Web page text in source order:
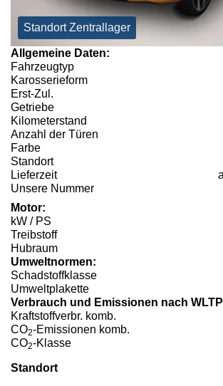
Standort Zentrallager
Allgemeine Daten:
Fahrzeugtyp
Karosserieform
Erst-Zul.
Getriebe
Kilometerstand
Anzahl der Türen
Farbe
Standort
Lieferzeit
Unsere Nummer
Motor:
kW / PS
Treibstoff
Hubraum
Umweltnormen:
Schadstoffklasse
Umweltplakette
Verbrauch und Emissionen nach
Kraftstoffverbr. komb.
CO2-Emissionen komb.
CO2-Klasse
Standort